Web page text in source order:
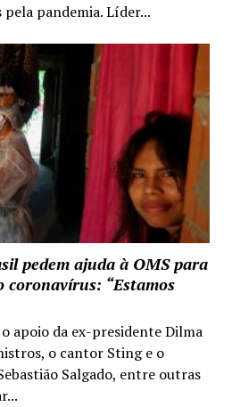
pela pandemia. Líder...
pedem ajuda à OMS para
coronavírus: “Estamos
apoio da ex-presidente Dilma
o cantor Sting e o
Salgado, entre outras